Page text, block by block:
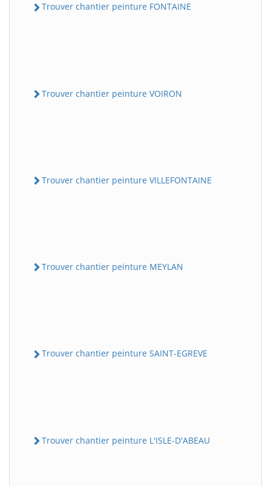
Trouver chantier peinture FONTAINE
Trouver chantier peinture VOIRON
Trouver chantier peinture VILLEFONTAINE
Trouver chantier peinture MEYLAN
Trouver chantier peinture SAINT-EGREVE
Trouver chantier peinture L'ISLE-D'ABEAU